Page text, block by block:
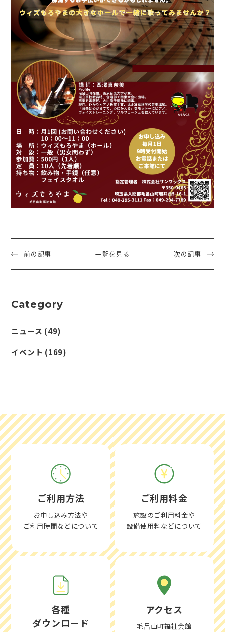
前の記事 一覧を見る 次の記事
Category
ニュース (49)
イベント (169)
ご利用方法
お申し込み方法や
ご利用時間などについて
ご利用料金
施設のご利用料金や
設備使用料などについて
各種
ダウンロード
アクセス
毛呂山町福祉会館